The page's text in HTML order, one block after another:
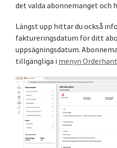
det valda abonnemanget och
Längst upp hittar du också
faktureringsdatum för ditt
uppsägningsdatum.
tillgängliga i menyn